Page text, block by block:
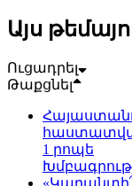
Այս
Ուցադրել
Թաքցնել
1 րոպե